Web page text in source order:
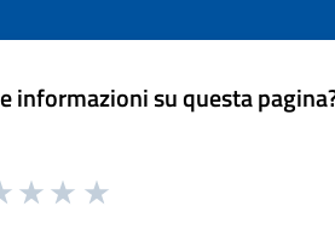
informazioni su questa